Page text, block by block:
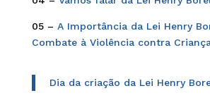
05 – A Importância da Lei Henry
Combate à Violência contra
Dia da criação da Lei Henry